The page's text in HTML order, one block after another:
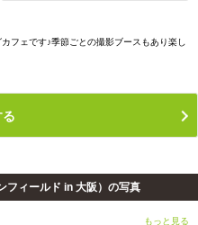
フェです♪季節ごとの撮影ブースもあり楽し
フィールド in 大阪）の写真
もっと見る